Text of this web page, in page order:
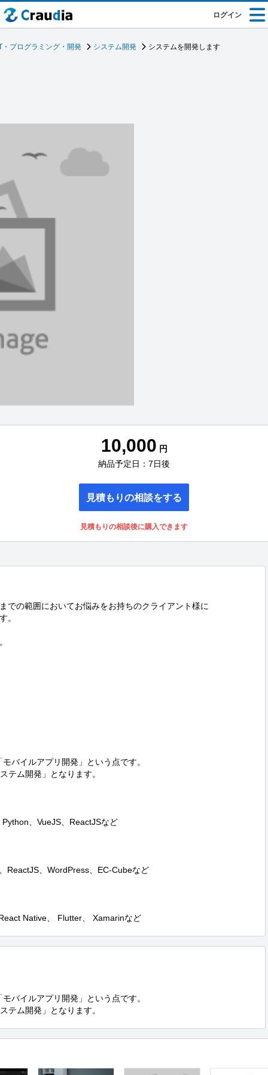
ログイン
・プログラミング・開発 システム開発 システムを開発します
10,000 円
納品予定日：7日後
見積もりの相談をする
見積もりの相談後に購入できます
での範囲においてお悩みをお持ちのクライアント様に
。
バイルアプリ開発」という点です。
テム開発」となります。
、VueJS、ReactJSなど
ReactJS、WordPress、EC-Cubeなど
Native、 Flutter、 Xamarinなど
バイルアプリ開発」という点です。
テム開発」となります。